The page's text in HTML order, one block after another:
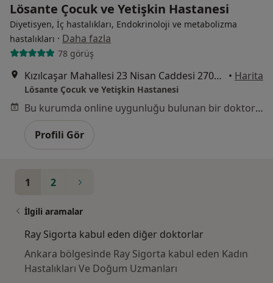
Lösante Çocuk ve Yetişkin Hastanesi
Diyetisyen, İç hastalıkları, Endokrinoloji ve metabolizma
hastalıkları · Daha fazla
78 görüş
Kızılcaşar Mahallesi 23 Nisan Caddesi 2705 sokak No:20 İncek, Gölbaşı • Harita
Lösante Çocuk ve Yetişkin Hastanesi
Bu kurumda online uygunluğu bulunan bir doktor veya uzman bulunamadı
Profili Gör
1 2
İlgili aramalar
Ray Sigorta kabul eden diğer doktorlar
Ankara bölgesinde Ray Sigorta kabul eden Kadın
Hastalıkları Ve Doğum Uzmanları